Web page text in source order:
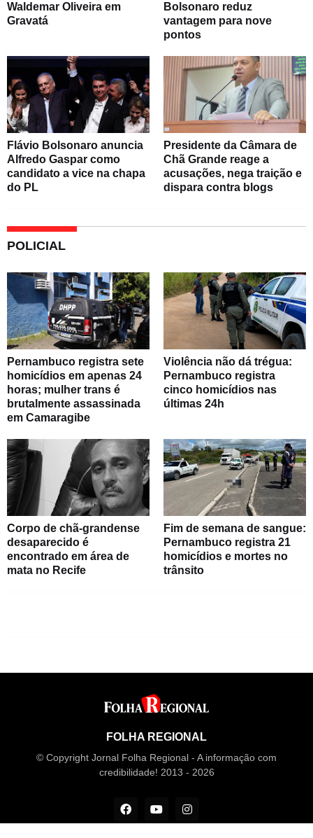
Waldemar Oliveira em
Gravatá
Bolsonaro reduz
vantagem para nove
pontos
Flávio Bolsonaro anuncia
Alfredo Gaspar como
candidato a vice na chapa
do PL
Presidente da Câmara de
Chã Grande reage a
acusações, nega traição e
dispara contra blogs
POLICIAL
Pernambuco registra sete
homicídios em apenas 24
horas; mulher trans é
brutalmente assassinada
em Camaragibe
Violência não dá trégua:
Pernambuco registra
cinco homicídios nas
últimas 24h
Corpo de chã-grandense
desaparecido é
encontrado em área de
mata no Recife
Fim de semana de sangue:
Pernambuco registra 21
homicídios e mortes no
trânsito
FOLHA REGIONAL
© Copyright Jornal Folha Regional - A informação com
credibilidade! 2013 - 2026